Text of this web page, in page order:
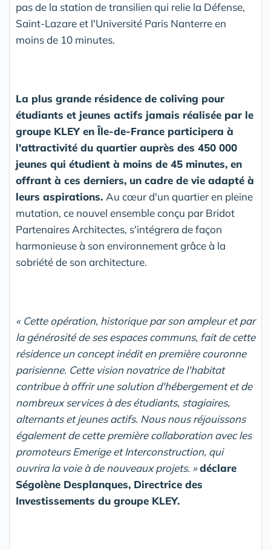
pas de la station de transilien qui relie la Défense,
Saint-Lazare et l'Université Paris Nanterre en
moins de 10 minutes.
La plus grande résidence de coliving pour
étudiants et jeunes actifs jamais réalisée par le
groupe KLEY en Île-de-France participera à
l'attractivité du quartier auprès des 450 000
jeunes qui étudient à moins de 45 minutes, en
offrant à ces derniers, un cadre de vie adapté à
leurs aspirations. Au cœur d'un quartier en pleine
mutation, ce nouvel ensemble conçu par Bridot
Partenaires Architectes, s'intégrera de façon
harmonieuse à son environnement grâce à la
sobriété de son architecture.
« Cette opération, historique par son ampleur et par
la générosité de ses espaces communs, fait de cette
résidence un concept inédit en première couronne
parisienne. Cette vision novatrice de l'habitat
contribue à offrir une solution d'hébergement et de
nombreux services à des étudiants, stagiaires,
alternants et jeunes actifs. Nous nous réjouissons
également de cette première collaboration avec les
promoteurs Emerige et Interconstruction, qui
ouvrira la voie à de nouveaux projets. »déclare
Ségolène Desplanques, Directrice des
Investissements du groupe KLEY.